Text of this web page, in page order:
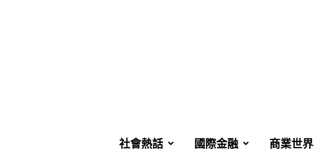
社會熱話 國際金融 商業世界